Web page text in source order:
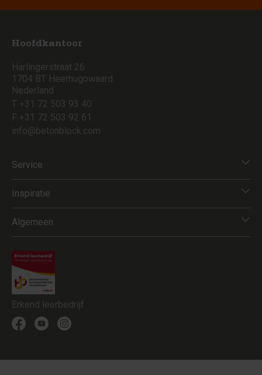
Hoofdkantoor
Harlingerstraat 26
1704 BT Heerhugowaard
Nederland
T +31 72 503 93 40
F +31 72 503 92 61
info@betonblock.com
Service
Inspiratie
Algemeen
Erkend leerbedrijf